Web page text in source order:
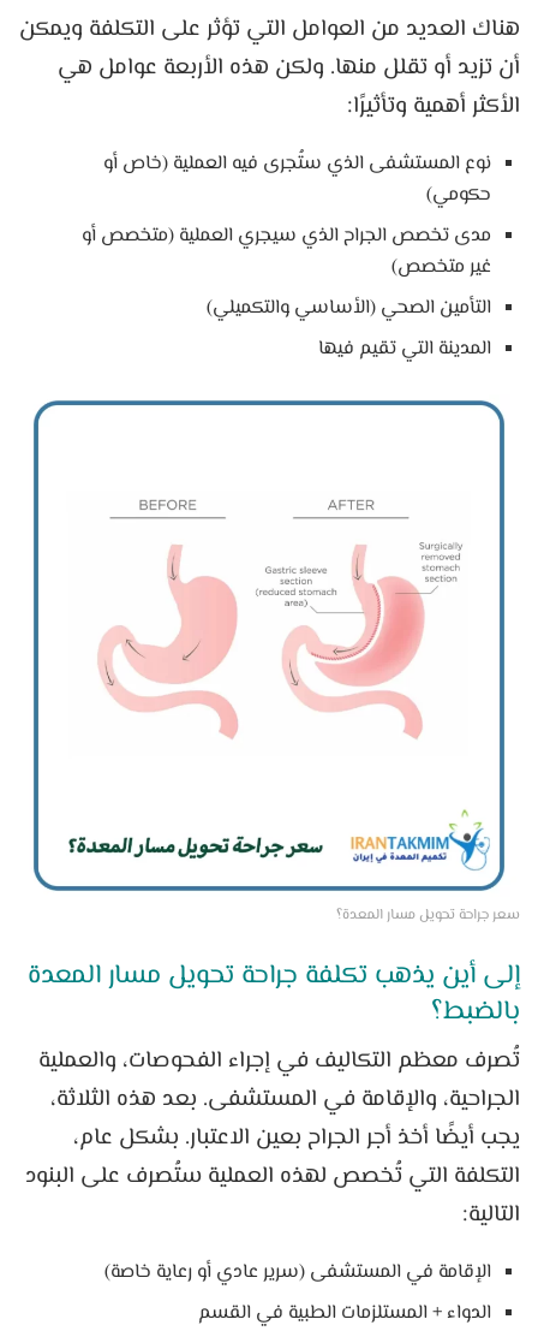
هناك العديد من العوامل التي تؤثر على التكلفة ويمكن
أن تزيد أو تقلل منها. ولكن هذه الأربعة عوامل هي
الأكثر أهمية وتأثيرًا:
نوع المستشفى الذي ستُجرى فيه العملية (خاص أو
حكومي)
مدى تخصص الجراح الذي سيجري العملية (متخصص أو
غير متخصص)
التأمين الصحي (الأساسي والتكميلي)
المدينة التي تقيم فيها
سعر جراحة تحويل مسار المعدة؟
إلى أين يذهب تكلفة جراحة تحويل مسار المعدة
بالضبط؟
تُصرف معظم التكاليف في إجراء الفحوصات، والعملية
الجراحية، والإقامة في المستشفى. بعد هذه الثلاثة،
يجب أيضًا أخذ أجر الجراح بعين الاعتبار. بشكل عام،
التكلفة التي تُخصص لهذه العملية ستُصرف على البنود
التالية:
الإقامة في المستشفى (سرير عادي أو رعاية خاصة)
الدواء + المستلزمات الطبية في القسم